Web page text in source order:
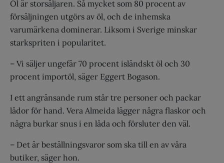
Öl är storsäljaren. Så mycket som 80 procent av
försäljningen utgörs av öl, och de inhemska
varumärkena dominerar. Liksom i Sverige minskar
starkspriten i popularitet.
– Vi säljer ungefär 70 procent isländskt öl och 30
procent importöl, säger Eggert Bogason.
I ett angränsande rum står tre personer och packar
lådor för hand. Vera Almeida lägger några flaskor och
några burkar snus i en låda och försluter den väl.
– Det är beställningsvaror som ska till en av våra
butiker, säger hon.